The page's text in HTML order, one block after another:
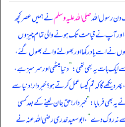
دن رسول اللہصلی اللہ علیہ وسلمنے ہمیں عصر کچھ
اور آپ نے قیامت تک ہونے والی تمام چیزوں
نے اسے یاد رکھا اور بھولنے والے بھول گئے،
ایک بات یہ بھی تھی:”دنیا میٹھی اور سرسبز ہے،
، پھر دیکھے گا کہ تم کیسا عمل کرتے ہو؟ خبردار! دنیا سے
بھی فرمایا:”خبردار! حق جان لینے کے بعد کسی
نہ روک دے“، ابو سعید خدری رضی الله عنہ نے